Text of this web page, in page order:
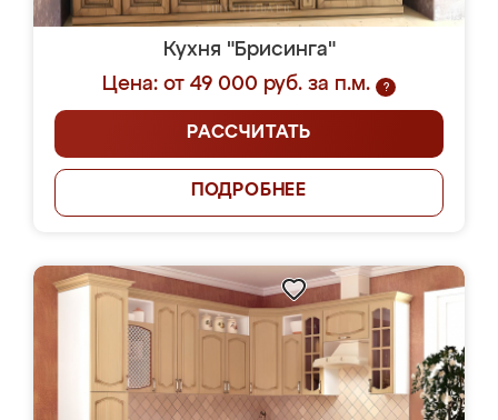
Кухня "Брисинга"
Цена: от 49 000 руб. за п.м.
?
РАССЧИТАТЬ
ПОДРОБНЕЕ